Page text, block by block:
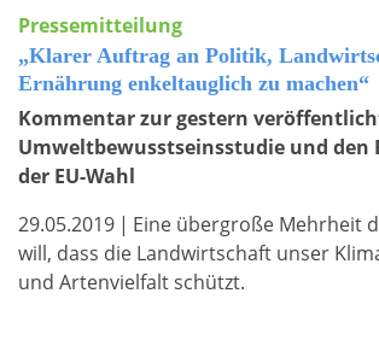
Pressemitteilung
„Klarer Auftrag an Politik,
Ernährung enkeltauglich zu machen“
Kommentar zur gestern
Umweltbewusstseinsstudie und den
der EU-Wahl
29.05.2019 | Eine übergroße Mehrheit
will, dass die Landwirtschaft unser
und Artenvielfalt schützt.